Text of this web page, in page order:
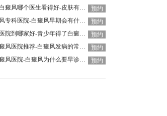
昆明医院看白癜风哪个医生看得好-皮肤有白癜风后该怎么护理
预约
昆明市白癜风专科医院-白癜风早期会有什么症状
预约
昆明白癜风医院到哪家好-青少年得了白癜风该怎么科学治疗呢
预约
云南昆明白癜风医院推荐-白癜风发病的常见诱因是什么
预约
昆明治疗白癜风医院-白癜风为什么要早诊早治 预约